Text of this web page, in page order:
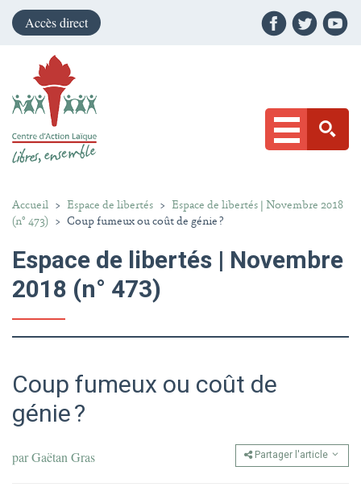
Accès direct
Accueil > Espace de libertés > Espace de libertés | Novembre 2018
(n° 473) > Coup fumeux ou coût de génie ?
Espace de libertés | Novembre
2018 (n° 473)
Coup fumeux ou coût de
génie ?
parGaëtan Gras Partager l'article